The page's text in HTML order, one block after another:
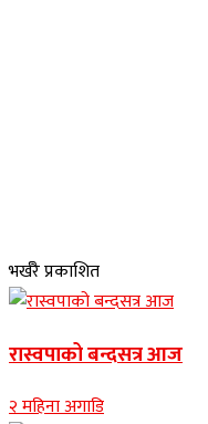
भर्खरै प्रकाशित
रास्वपाको बन्दसत्र आज
२ महिना अगाडि